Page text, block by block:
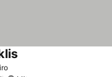
Ver preços